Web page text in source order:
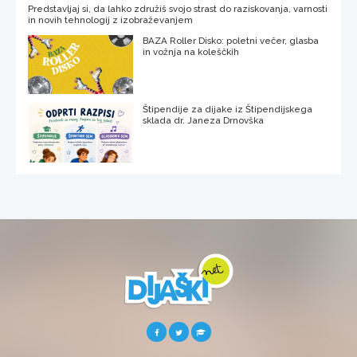
Predstavljaj si, da lahko združiš svojo strast do raziskovanja, varnosti
in novih tehnologij z izobraževanjem
BAZA Roller Disko: poletni večer, glasba
in vožnja na koleščkih
Štipendije za dijake iz Štipendijskega
sklada dr. Janeza Drnovška